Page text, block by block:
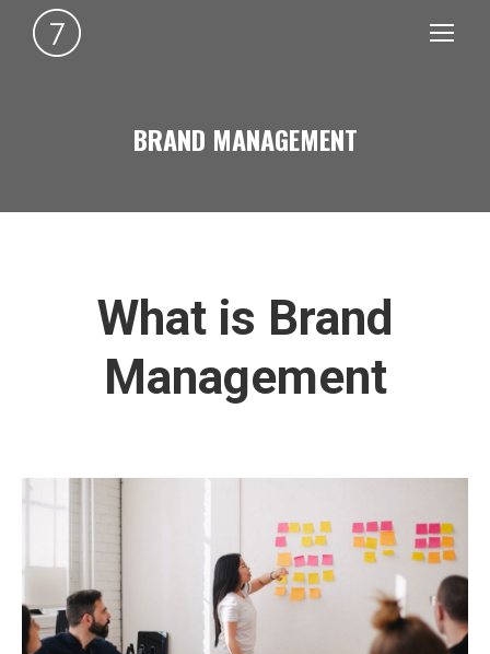
BRAND MANAGEMENT
What is Brand
Management